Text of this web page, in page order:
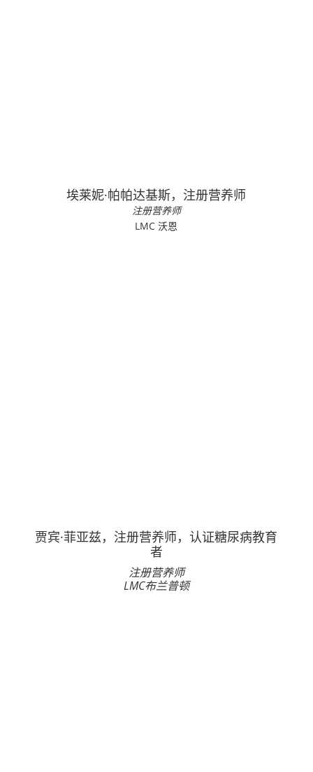
埃莱妮·帕帕达基斯，注册营养师
注册营养师
LMC 沃恩
贾宾·菲亚兹，注册营养师，认证糖尿病教育
者
注册营养师
LMC布兰普顿